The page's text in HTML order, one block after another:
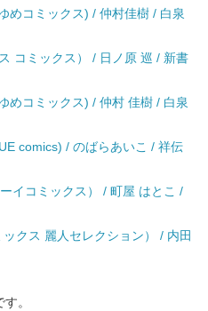
めコミックス) / 仲村佳樹 / 白泉
コミックス） / 日ノ原 巡 / 新書
めコミックス) / 仲村 佳樹 / 白泉
comics) / のばらあいこ / 祥伝
イコミックス） / 町屋 はとこ /
クス 麗人セレクション） / 内田
。